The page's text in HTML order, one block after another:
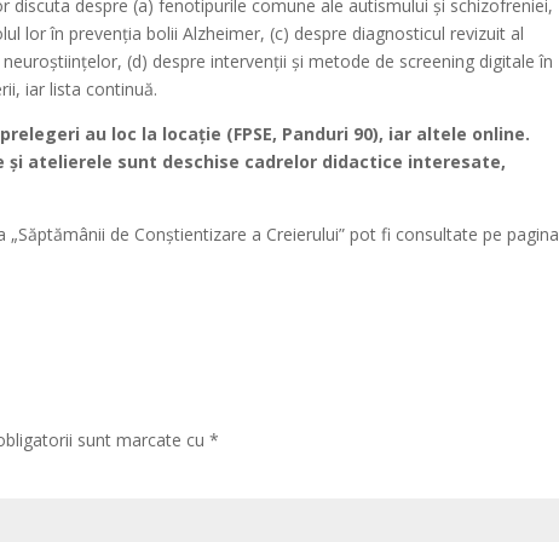
discuta despre (a) fenotipurile comune ale autismului și schizofreniei,
lor în prevenția bolii Alzheimer, (c) despre diagnosticul revizuit al
(d) despre intervenții și metode de screening digitale în
iar lista continuă.
au loc la locație (FPSE, Panduri 90), iar altele online.
atelierele sunt deschise cadrelor didactice interesate,
de Conștientizare a Creierului” pot fi consultate pe pagina
sunt marcate cu*